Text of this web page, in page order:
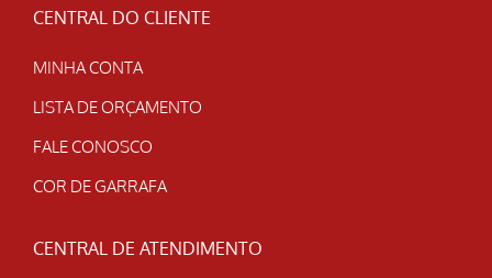
CENTRAL DO CLIENTE
MINHA CONTA
LISTA DE ORÇAMENTO
FALE CONOSCO
COR DE GARRAFA
CENTRAL DE ATENDIMENTO